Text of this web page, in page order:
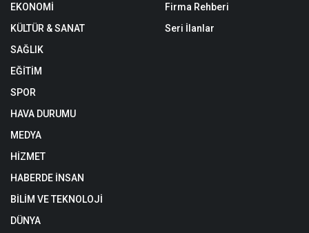
EKONOMİ
KÜLTÜR & SANAT
SAĞLIK
EĞİTİM
SPOR
HAVA DURUMU
MEDYA
HİZMET
HABERDE İNSAN
BİLİM VE TEKNOLOJİ
DÜNYA
Firma Rehberi
Seri İlanlar